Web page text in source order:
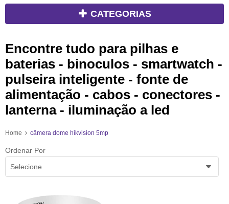
CATEGORIAS
Encontre tudo para pilhas e
baterias - binoculos - smartwatch -
pulseira inteligente - fonte de
alimentação - cabos - conectores -
lanterna - iluminação a led
Home câmera dome hikvision 5mp
Ordenar Por
Selecione